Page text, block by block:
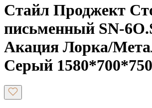
Стайл Проджект
письменный SN-
Акация Лорка/
Серый 1580*700*750